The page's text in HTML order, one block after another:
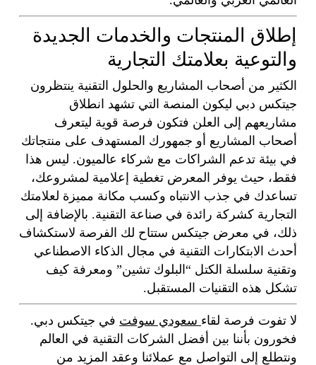
إطلاق المنتجات والخدمات الجديدة
والتوعية بعلامتك التجارية
الكثير من أصحاب المشاريع والحلول التقنية ينتظرون
جيتكس دبي ليكون المنصة التي تشهد انطلاق
مشاريعهم إلى العلن فتكون فرصة قوية ليتعرف
أصحاب المشاريع أو جمهورك المستهدف على منتجاتك
في بيئة تدعم الشراكات مع شركاء عالميون. ليس هذا
فقط، حيث يوفر المعرض تغطية إعلامية لمشروعك،
تساعدك في جذب الانتباه وكسب مكانة مميزة لعلامتك
التجارية كشركة رائدة في صناعة التقنية. بالإضافة إلى
ذلك، في معرض جيتكس ستتاح لك الفرصة لاستكشاف
أحدث الابتكارات التقنية في مجال الذكاء الاصطناعي
وتقنية سلسلة الكتل “البلوك تشين” ومعرفة كيف
تشكل هذه التقنيات المستقبل.
لا تفوت فرصة لقاء سعودي سوفت في جيتكس دبي.
فخورون بأننا بين أفضل الشركات التقنية في العالم
ونتطلع إلى التواصل مع عملائنا وعقد المزيد من